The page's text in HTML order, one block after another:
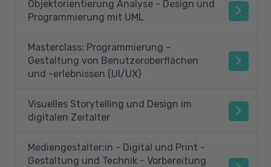
Objektorientierung Analyse - Design und
Programmierung mit UML
Masterclass: Programmierung -
Gestaltung von Benutzeroberflächen
und -erlebnissen (UI/UX)
Visuelles Storytelling und Design im
digitalen Zeitalter
Mediengestalter:in - Digital und Print -
Gestaltung und Technik - Vorbereitung